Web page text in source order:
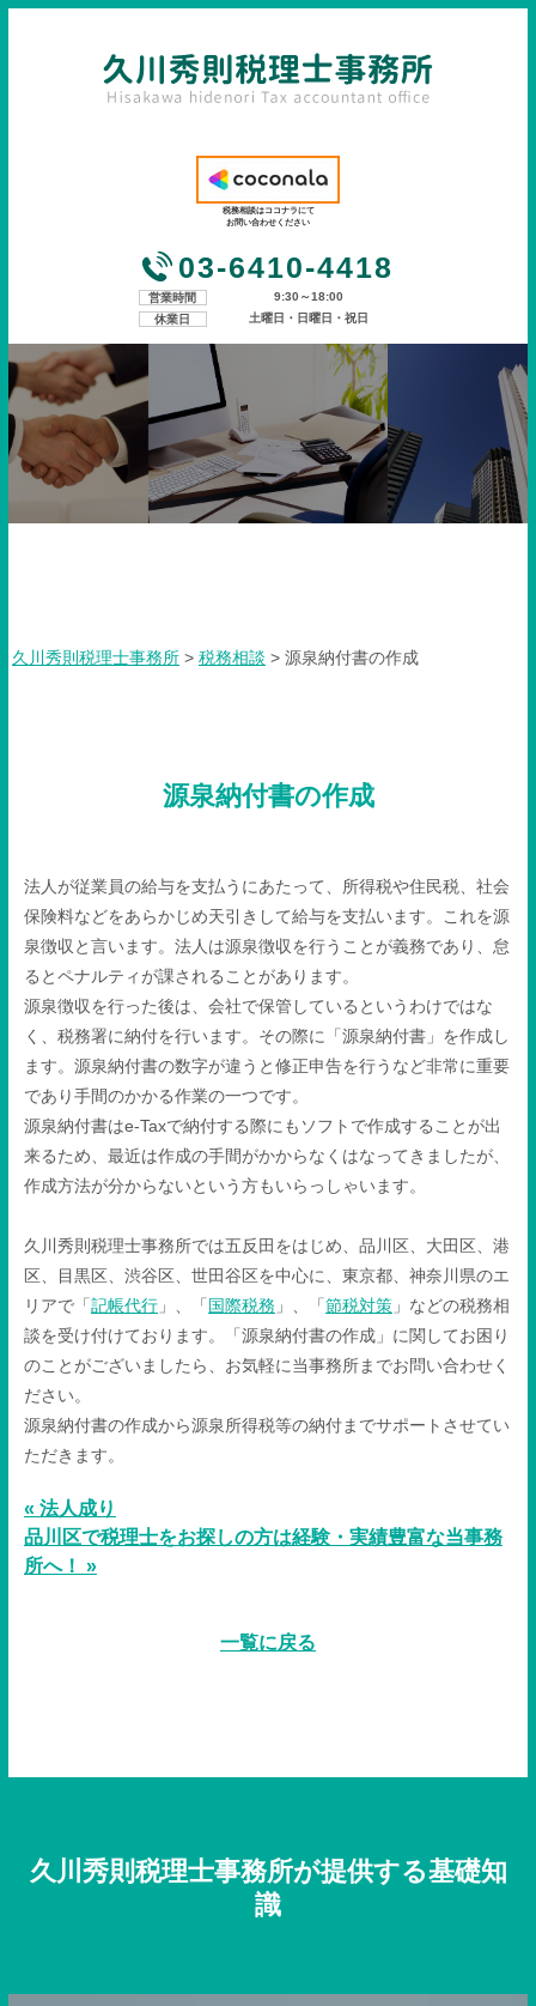
税務相談はココナラにて
お問い合わせください
03-6410-4418
営業時間
9:30～18:00
休業日
土曜日・日曜日・祝日
久川秀則税理士事務所 > 税務相談 > 源泉納付書の作成
源泉納付書の作成
法人が従業員の給与を支払うにあたって、所得税や住民税、社会
保険料などをあらかじめ天引きして給与を支払います。これを源
泉徴収と言います。法人は源泉徴収を行うことが義務であり、怠
るとペナルティが課されることがあります。
源泉徴収を行った後は、会社で保管しているというわけではな
く、税務署に納付を行います。その際に「源泉納付書」を作成し
ます。源泉納付書の数字が違うと修正申告を行うなど非常に重要
であり手間のかかる作業の一つです。
源泉納付書はe-Taxで納付する際にもソフトで作成することが出
来るため、最近は作成の手間がかからなくはなってきましたが、
作成方法が分からないという方もいらっしゃいます。
久川秀則税理士事務所では五反田をはじめ、品川区、大田区、港
区、目黒区、渋谷区、世田谷区を中心に、東京都、神奈川県のエ
リアで「 記帳代行 」、「 国際税務 」、「 節税対策 」などの税務相
談を受け付けております。「源泉納付書の作成」に関してお困り
のことがございましたら、お気軽に当事務所までお問い合わせく
ださい。
源泉納付書の作成から源泉所得税等の納付までサポートさせてい
ただきます。
« 法人成り
品川区で税理士をお探しの方は経験・実績豊富な当事務
所へ！ »
一覧に戻る
久川秀則税理士事務所が提供する基礎知
識